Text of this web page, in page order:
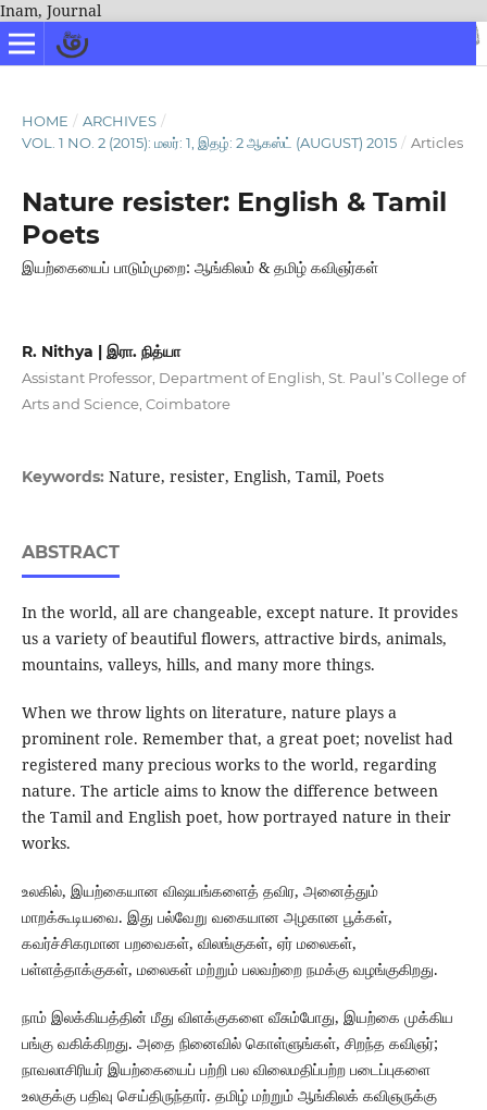
Inam, Journal
HOME / ARCHIVES /
VOL. 1 NO. 2 (2015): மலர்: 1, இதழ்: 2 ஆகஸ்ட் (AUGUST) 2015 / Articles
Nature resister: English & Tamil
Poets
இயற்கையைப் பாடும்முறை: ஆங்கிலம் & தமிழ் கவிஞர்கள்
R. Nithya | இரா. நித்யா
Assistant Professor, Department of English, St. Paul’s College of
Arts and Science, Coimbatore
Keywords: Nature, resister, English, Tamil, Poets
ABSTRACT
In the world, all are changeable, except nature. It provides
us a variety of beautiful flowers, attractive birds, animals,
mountains, valleys, hills, and many more things.
When we throw lights on literature, nature plays a
prominent role. Remember that, a great poet; novelist had
registered many precious works to the world, regarding
nature. The article aims to know the difference between
the Tamil and English poet, how portrayed nature in their
works.
உலகில், இயற்கையான விஷயங்களைத் தவிர, அனைத்தும்
மாறக்கூடியவை. இது பல்வேறு வகையான அழகான பூக்கள்,
கவர்ச்சிகரமான பறவைகள், விலங்குகள், ஏர் மலைகள்,
பள்ளத்தாக்குகள், மலைகள் மற்றும் பலவற்றை நமக்கு வழங்குகிறது.
நாம் இலக்கியத்தின் மீது விளக்குகளை வீசும்போது, ​​இயற்கை முக்கிய
பங்கு வகிக்கிறது. அதை நினைவில் கொள்ளுங்கள், சிறந்த கவிஞர்;
நாவலாசிரியர் இயற்கையைப் பற்றி பல விலைமதிப்பற்ற படைப்புகளை
உலகுக்கு பதிவு செய்திருந்தார். தமிழ் மற்றும் ஆங்கிலக் கவிஞருக்கு